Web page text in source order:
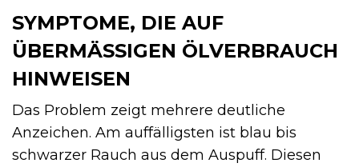
SYMPTOME, DIE AUF
ÜBERMÄSSIGEN ÖLVERBRAUCH H
INWEISEN
Das Problem zeigt mehrere deutliche
Anzeichen. Am auffälligsten ist blau bis
schwarzer Rauch aus dem Auspuff. Diesen